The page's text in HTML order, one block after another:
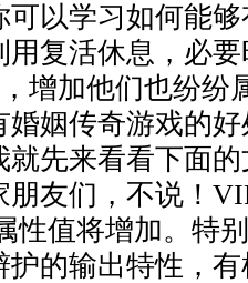
可以学习如何能
用复活休息，必
增加他们也纷纷
婚姻传奇游戏的
先来看看下面
朋友们，不说！
性值将增加。特
的输出特性，